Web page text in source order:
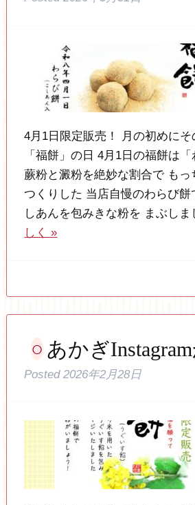
4月1日限定販売！ 月の初めにそ
「福餅」の日 4月1日の福餅は
蕨粉と澱粉を絶妙な割合で もっ
つくりした 当店自慢のわらび餅
しあんを包みきな粉を まぶし
しく »
あかぎ
Posted2026年2月28日